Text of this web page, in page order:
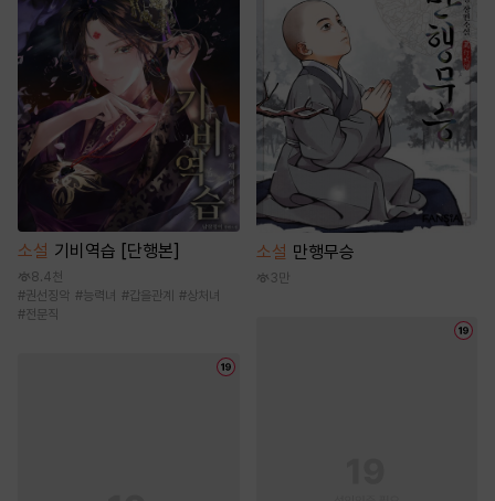
소설 기비역습 [단행본]
8.4천
#권선징악 #능력녀 #갑을관계 #상처녀
#전문직
소설 만행무승
3만